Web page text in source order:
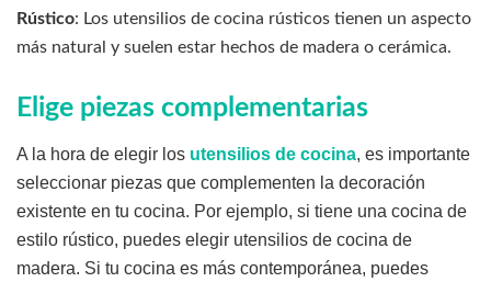
Rústico: Los utensilios de cocina rústicos tienen un aspecto
más natural y suelen estar hechos de madera o cerámica.
Elige piezas complementarias
A la hora de elegir los utensilios de cocina, es importante
seleccionar piezas que complementen la decoración
existente en tu cocina. Por ejemplo, si tiene una cocina de
estilo rústico, puedes elegir utensilios de cocina de
madera. Si tu cocina es más contemporánea, puedes